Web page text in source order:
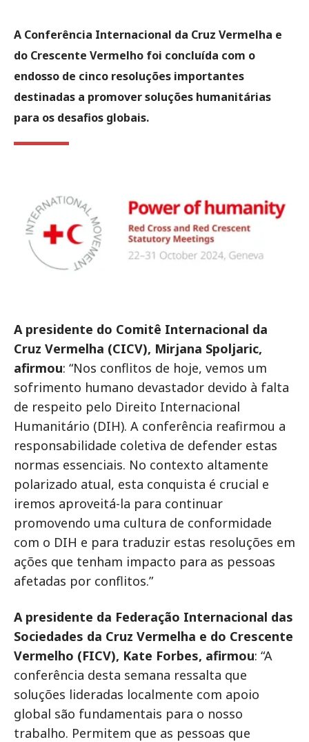
A Conferência Internacional da Cruz Vermelha e
do Crescente Vermelho foi concluída com o
endosso de cinco resoluções importantes
destinadas a promover soluções humanitárias
para os desafios globais.
A presidente do Comitê Internacional da
Cruz Vermelha (CICV), Mirjana Spoljaric,
afirmou: “Nos conflitos de hoje, vemos um
sofrimento humano devastador devido à falta
de respeito pelo Direito Internacional
Humanitário (DIH). A conferência reafirmou a
responsabilidade coletiva de defender estas
normas essenciais. No contexto altamente
polarizado atual, esta conquista é crucial e
iremos aproveitá-la para continuar
promovendo uma cultura de conformidade
com o DIH e para traduzir estas resoluções em
ações que tenham impacto para as pessoas
afetadas por conflitos.”
A presidente da Federação Internacional das
Sociedades da Cruz Vermelha e do Crescente
Vermelho (FICV), Kate Forbes, afirmou: “A
conferência desta semana ressalta que
soluções lideradas localmente com apoio
global são fundamentais para o nosso
trabalho. Permitem que as pessoas que